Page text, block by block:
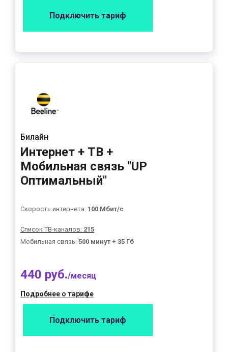
Подключить тариф
Билайн
Интернет + ТВ +
Мобильная связь "UP
Оптимальный"
Скорость интернета: 100 Мбит/с
Список ТВ-каналов: 215
Мобильная связь: 500 минут + 35 Гб
440 руб./месяц
Подробнее о тарифе
Подключить тариф